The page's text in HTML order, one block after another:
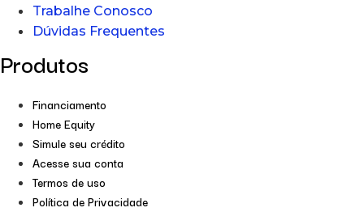
Trabalhe Conosco
Dúvidas Frequentes
Produtos
Financiamento
Home Equity
Simule seu crédito
Acesse sua conta
Termos de uso
Política de Privacidade